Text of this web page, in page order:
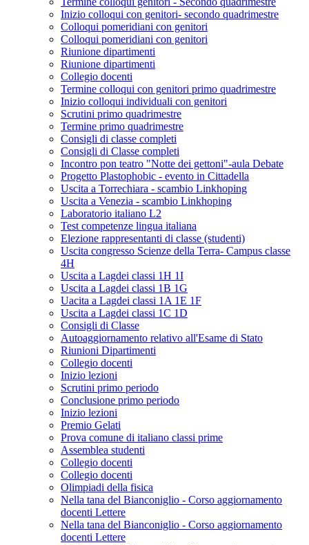
Inizio colloqui con genitori- secondo quadrimestre
Colloqui pomeridiani con genitori
Colloqui pomeridiani con genitori
Riunione dipartimenti
Riunione dipartimenti
Collegio docenti
Termine colloqui con genitori primo quadrimestre
Inizio colloqui individuali con genitori
Scrutini primo quadrimestre
Termine primo quadrimestre
Consigli di classe completi
Consigli di Classe completi
Incontro pon teatro "Notte dei gettoni"-aula Debate
Progetto Plastophobic - evento in Cittadella
Uscita a Torrechiara - scambio Linkhoping
Uscita a Venezia - scambio Linkhoping
Laboratorio italiano L2
Test competenze lingua italiana
Elezione rappresentanti di classe (studenti)
Uscita congresso Scienze della Terra- Campus classe
4H
Uscita a Lagdei classi 1H 1I
Uscita a Lagdei classi 1B 1G
Uacita a Lagdei classi 1A 1E 1F
Uscita a Lagdei classi 1C 1D
Consigli di Classe
Autoaggiornamento relativo all'Esame di Stato
Riunioni Dipartimenti
Collegio docenti
Inizio lezioni
Scrutini primo periodo
Conclusione primo periodo
Inizio lezioni
Premio Gelati
Prova comune di italiano classi prime
Assemblea studenti
Collegio docenti
Collegio docenti
Olimpiadi della fisica
Nella tana del Bianconiglio - Corso aggiornamento
docenti Lettere
Nella tana del Bianconiglio - Corso aggiornamento
docenti Lettere